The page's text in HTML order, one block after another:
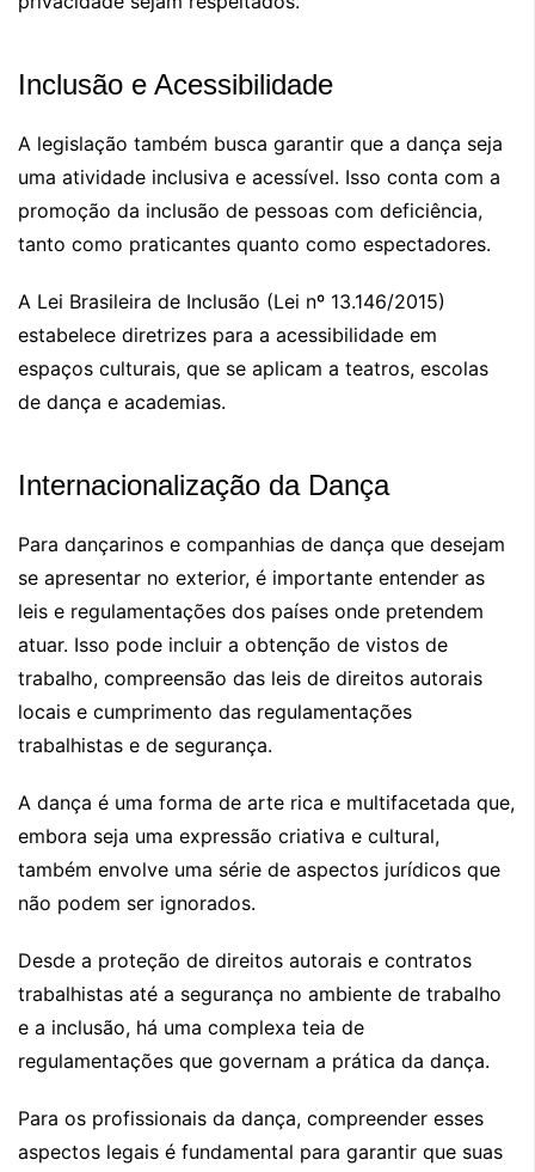
Inclusão e Acessibilidade
A legislação também busca garantir que a dança seja
uma atividade inclusiva e acessível. Isso conta com a
promoção da inclusão de pessoas com deficiência,
tanto como praticantes quanto como espectadores.
A Lei Brasileira de Inclusão (Lei nº 13.146/2015)
estabelece diretrizes para a acessibilidade em
espaços culturais, que se aplicam a teatros, escolas
de dança e academias.
Internacionalização da Dança
Para dançarinos e companhias de dança que desejam
se apresentar no exterior, é importante entender as
leis e regulamentações dos países onde pretendem
atuar. Isso pode incluir a obtenção de vistos de
trabalho, compreensão das leis de direitos autorais
locais e cumprimento das regulamentações
trabalhistas e de segurança.
A dança é uma forma de arte rica e multifacetada que,
embora seja uma expressão criativa e cultural,
também envolve uma série de aspectos jurídicos que
não podem ser ignorados.
Desde a proteção de direitos autorais e contratos
trabalhistas até a segurança no ambiente de trabalho
e a inclusão, há uma complexa teia de
regulamentações que governam a prática da dança.
Para os profissionais da dança, compreender esses
aspectos legais é fundamental para garantir que suas